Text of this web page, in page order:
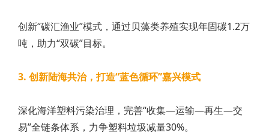
创新“碳汇渔业”模式，通过贝藻类养殖实现年固碳1.2万
吨，助力“双碳”目标。
3. 创新陆海共治，打造“蓝色循环”嘉兴模式
深化海洋塑料污染治理，完善“收集—运输—再生—交
易”全链条体系，力争塑料垃圾减量30%。